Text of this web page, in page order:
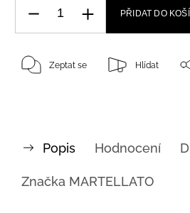
PŘIDAT DO
Zeptat se Hlídat
Popis Hodnocení
Značka MARTELLATO